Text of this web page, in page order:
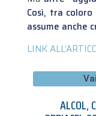
Così, tra
assume anche
LINK
ALCOL,